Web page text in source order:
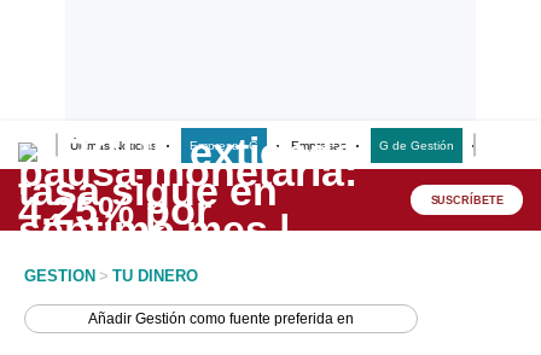
Últimas Noticias Empresas G Empresas G de Gestión
Lo último
Peru Quiosco SUSCRÍBETE
GESTION > TU DINERO
AñadirGestión como fuente preferida en